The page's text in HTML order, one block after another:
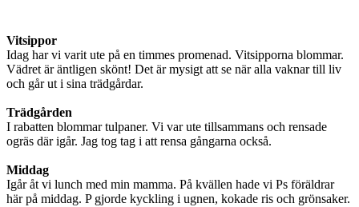
Vitsippor
Idag har vi varit ute på en timmes promenad. Vitsipporna blommar.
Vädret är äntligen skönt! Det är mysigt att se när alla vaknar till liv
och går ut i sina trädgårdar.
Trädgården
I rabatten blommar tulpaner. Vi var ute tillsammans och rensade
ogräs där igår. Jag tog tag i att rensa gångarna också.
Middag
Igår åt vi lunch med min mamma. På kvällen hade vi Ps föräldrar
här på middag. P gjorde kyckling i ugnen, kokade ris och grönsaker.